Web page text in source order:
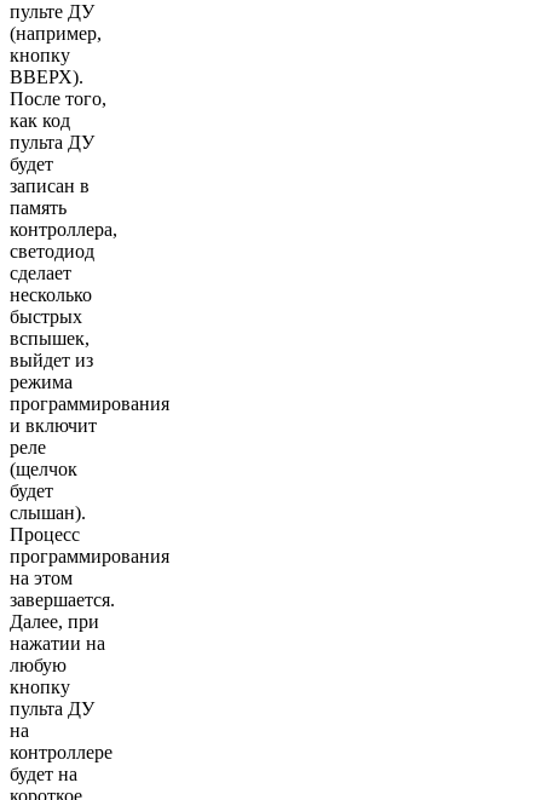
пульте ДУ
(например,
кнопку
ВВЕРХ).
После того,
как код
пульта ДУ
будет
записан в
память
контроллера,
светодиод
сделает
несколько
быстрых
вспышек,
выйдет из
режима
программирования
и включит
реле
(щелчок
будет
слышан).
Процесс
программирования
на этом
завершается.
Далее, при
нажатии на
любую
кнопку
пульта ДУ
на
контроллере
будет на